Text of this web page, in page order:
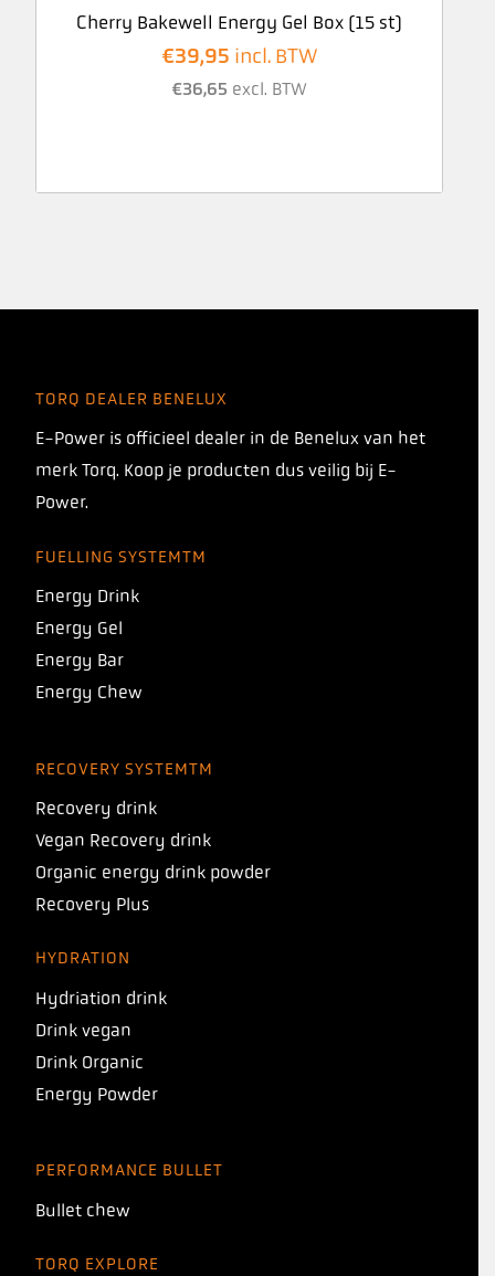
Cherry Bakewell Energy Gel Box (15 st)
€39,95 incl. BTW
€36,65 excl. BTW
TORQ DEALER BENELUX
E-Power is officieel dealer in de Benelux van het
merk Torq. Koop je producten dus veilig bij E-
Power.
FUELLING SYSTEMTM
Energy Drink
Energy Gel
Energy Bar
Energy Chew
RECOVERY SYSTEMTM
Recovery drink
Vegan Recovery drink
Organic energy drink powder
Recovery Plus
HYDRATION
Hydriation drink
Drink vegan
Drink Organic
Energy Powder
PERFORMANCE BULLET
Bullet chew
TORQ EXPLORE